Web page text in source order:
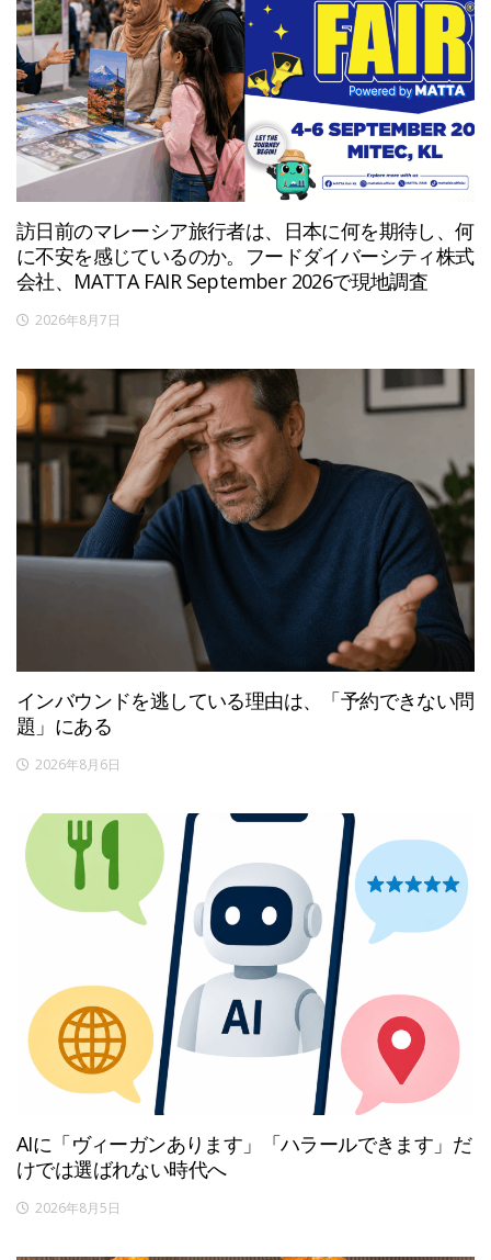
訪日前のマレーシア旅行者は、日本に何を期待し、何
に不安を感じているのか。フードダイバーシティ株式
会社、MATTA FAIR September 2026で現地調査
2026年8月7日
インバウンドを逃している理由は、「予約できない問
題」にある
2026年8月6日
AIに「ヴィーガンあります」「ハラールできます」だ
けでは選ばれない時代へ
2026年8月5日